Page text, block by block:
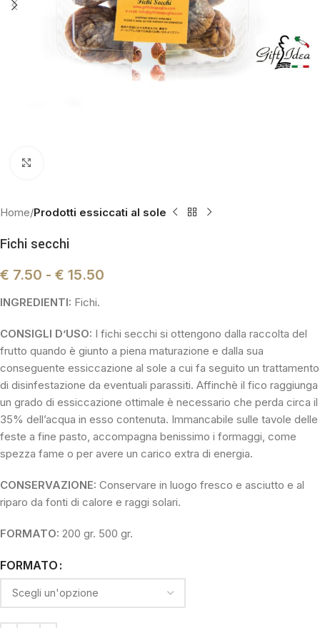
Home Prodotti essiccati al sole
Fichi secchi
€ 7.50 - € 15.50
INGREDIENTI: Fichi.
CONSIGLI D’USO: I fichi secchi si ottengono dalla raccolta del
frutto quando è giunto a piena maturazione e dalla sua
conseguente essiccazione al sole a cui fa seguito un trattamento
di disinfestazione da eventuali parassiti. Affinchè il fico raggiunga
un grado di essiccazione ottimale è necessario che perda circa il
35% dell’acqua in esso contenuta. Immancabile sulle tavole delle
feste a fine pasto, accompagna benissimo i formaggi, come
spezza fame o per avere un carico extra di energia.
CONSERVAZIONE: Conservare in luogo fresco e asciutto e al
riparo da fonti di calore e raggi solari.
FORMATO: 200 gr. 500 gr.
FORMATO